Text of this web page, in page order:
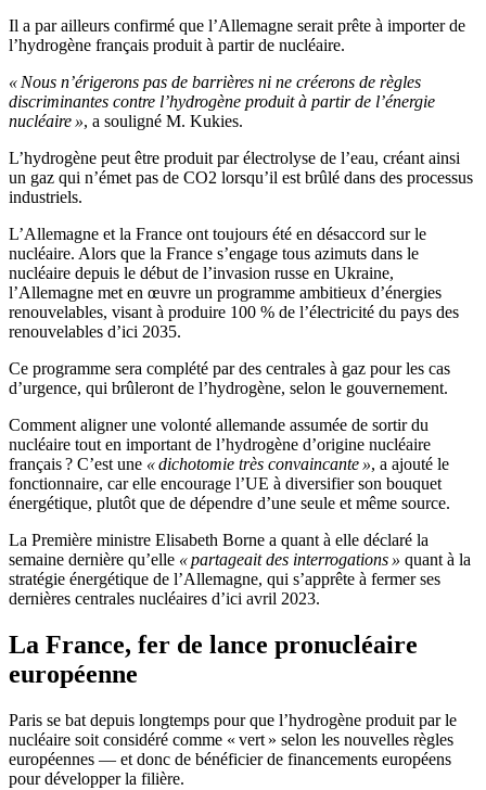
Il a par ailleurs confirmé que l’Allemagne serait prête à importer de
l’hydrogène français produit à partir de nucléaire.
« Nous n’érigerons pas de barrières ni ne créerons de règles
discriminantes contre l’hydrogène produit à partir de l’énergie
nucléaire », a souligné M. Kukies.
L’hydrogène peut être produit par électrolyse de l’eau, créant ainsi
un gaz qui n’émet pas de CO2 lorsqu’il est brûlé dans des processus
industriels.
L’Allemagne et la France ont toujours été en désaccord sur le
nucléaire. Alors que la France s’engage tous azimuts dans le
nucléaire depuis le début de l’invasion russe en Ukraine,
l’Allemagne met en œuvre un programme ambitieux d’énergies
renouvelables, visant à produire 100 % de l’électricité du pays des
renouvelables d’ici 2035.
Ce programme sera complété par des centrales à gaz pour les cas
d’urgence, qui brûleront de l’hydrogène, selon le gouvernement.
Comment aligner une volonté allemande assumée de sortir du
nucléaire tout en important de l’hydrogène d’origine nucléaire
français ? C’est une « dichotomie très convaincante », a ajouté le
fonctionnaire, car elle encourage l’UE à diversifier son bouquet
énergétique, plutôt que de dépendre d’une seule et même source.
La Première ministre Elisabeth Borne a quant à elle déclaré la
semaine dernière qu’elle « partageait des interrogations » quant à la
stratégie énergétique de l’Allemagne, qui s’apprête à fermer ses
dernières centrales nucléaires d’ici avril 2023.
La France, fer de lance pronucléaire
européenne
Paris se bat depuis longtemps pour que l’hydrogène produit par le
nucléaire soit considéré comme « vert » selon les nouvelles règles
européennes — et donc de bénéficier de financements européens
pour développer la filière.